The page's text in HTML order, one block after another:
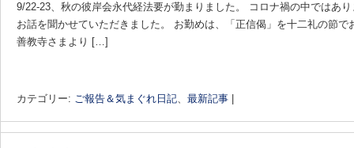
9/22-23、秋の彼岸会永代経法要が勤まりました。 コロナ禍の中ではあ
お話を聞かせていただきました。 お勤めは、「正信偈」を十二礼の節
善教寺さまより […]
カテゴリー: ご報告＆気まぐれ日記、 最新記事